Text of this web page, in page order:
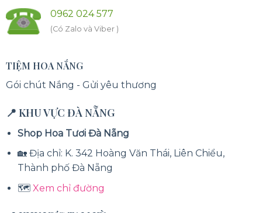
0962 024 577
(Có Zalo và Viber )
TIỆM HOA NẮNG
Gói chút Nắng - Gửi yêu thương
📍 KHU VỰC ĐÀ NẴNG
Shop Hoa Tươi Đà Nẵng
🏡 Địa chỉ: K. 342 Hoàng Văn Thái, Liên Chiểu,
Thành phố Đà Nẵng
🗺️Xem chỉ đường